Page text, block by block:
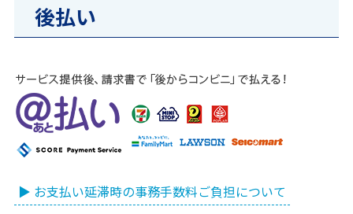
後払い
▶ お支払い延滞時の事務手数料ご負担について